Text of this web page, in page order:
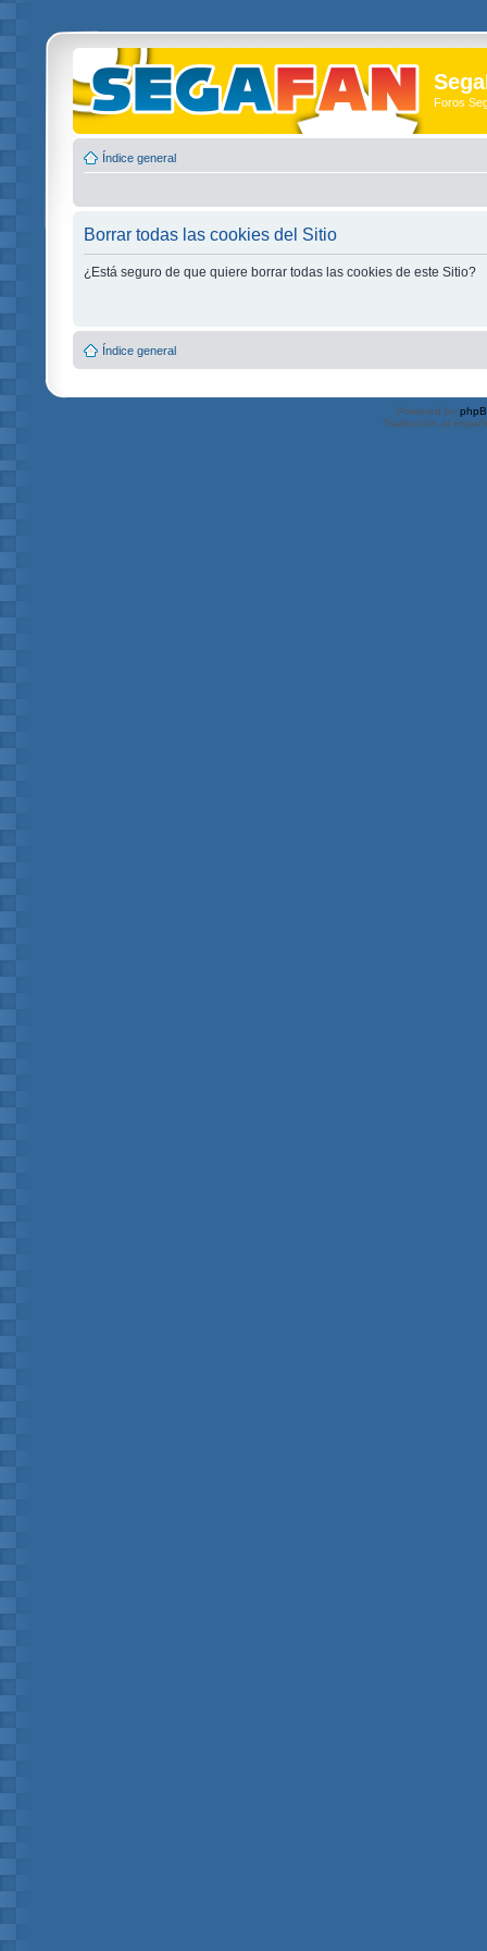
Foros
Índice general
Borrar todas las cookies del Sitio
¿Está seguro de que quiere borrar todas las cookies de este Sitio?
Índice general
Powered by
Traducción al